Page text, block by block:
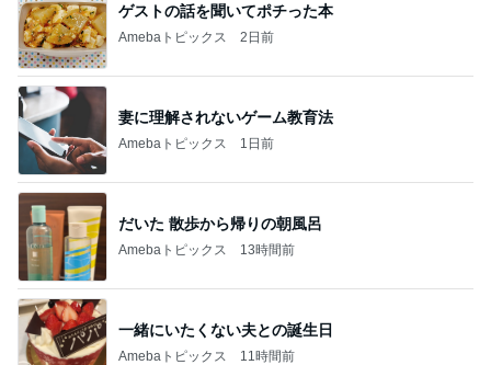
ゲストの話を聞いてポチった本
Amebaトピックス 2日前
妻に理解されないゲーム教育法
Amebaトピックス 1日前
だいた 散歩から帰りの朝風呂
Amebaトピックス 13時間前
一緒にいたくない夫との誕生日
Amebaトピックス 11時間前